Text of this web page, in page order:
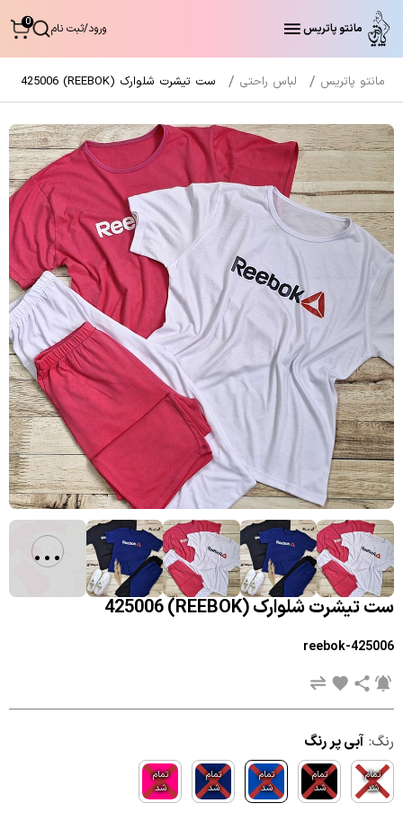
مانتو پاتریس ورود/ثبت نام 0
مانتو پاتریس لباس راحتی ست تیشرت شلوارک (REEBOK) 425006
ست تیشرت شلوارک (REEBOK) 425006
reebok-425006
رنگ: آبی پر رنگ
تمام
شد
تمام
شد
تمام
شد
تمام
شد
تمام
شد
...